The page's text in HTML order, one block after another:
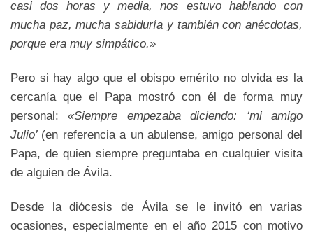
casi dos horas y media, nos estuvo hablando con
mucha paz, mucha sabiduría y también con anécdotas,
porque era muy simpático.»
Pero si hay algo que el obispo emérito no olvida es la
cercanía que el Papa mostró con él de forma muy
personal:«Siempre empezaba diciendo: ‘mi amigo
Julio’ (en referencia a un abulense, amigo personal del
Papa, de quien siempre preguntaba en cualquier visita
de alguien de Ávila.
Desde la diócesis de Ávila se le invitó en varias
ocasiones, especialmente en el año 2015 con motivo